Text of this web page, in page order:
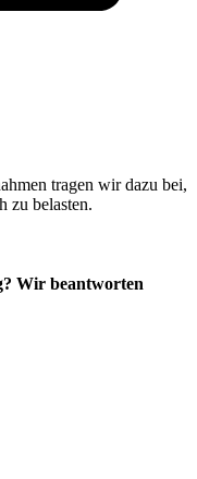
tragen wir dazu bei,
zu belasten.
Wir beantworten